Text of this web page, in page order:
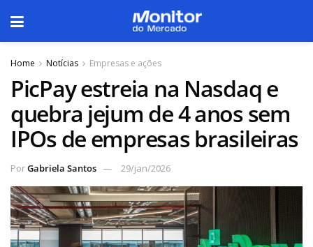
Home Notícias Empresas e ações
PicPay estreia na Nasdaq e
quebra jejum de 4 anos sem
IPOs de empresas brasileiras
PorGabriela Santos 29/jan/2026